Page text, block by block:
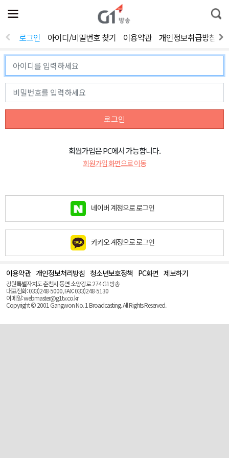
전
체
뉴
열
통
합
색
로그인 아이디/비밀번호 찾기 이용약관 개인정보취급방침
로그인
회원가입은 PC에서 가능합니다.
회원가입 화면으로 이동
네이버 계정으로 로그인
카카오 계정으로 로그인
이용약관 개인정보처리방침 청소년보호정책 PC화면 제보하기
강원특별자치도 춘천시 동면 소양강로 274 G1방송
대표전화: 033)248-5000, FAX: 033)248-5130
이메일: webmaster@g1tv.co.kr
Copyright © 2001 Gangwon No. 1 Broadcasting. All Rights Reserved.